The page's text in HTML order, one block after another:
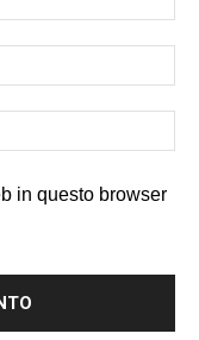
in questo browser